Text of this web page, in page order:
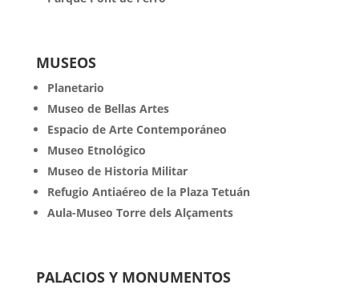
MUSEOS
Planetario
Museo de Bellas Artes
Espacio de Arte Contemporáneo
Museo Etnológico
Museo de Historia Militar
Refugio Antiaéreo de la Plaza Tetuán
Aula-Museo Torre dels Alçaments
PALACIOS Y MONUMENTOS